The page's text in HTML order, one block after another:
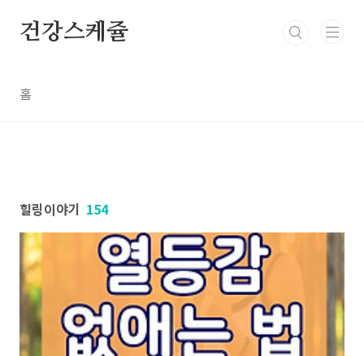
건강스케쥴
홈
힐링이야기 154